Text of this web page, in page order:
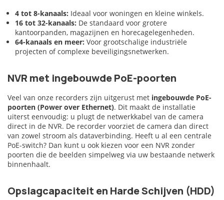
4 tot 8-kanaals: Ideaal voor woningen en kleine winkels.
16 tot 32-kanaals: De standaard voor grotere
kantoorpanden, magazijnen en horecagelegenheden.
64-kanaals en meer: Voor grootschalige industriële
projecten of complexe beveiligingsnetwerken.
NVR met ingebouwde PoE-poorten
Veel van onze recorders zijn uitgerust met ingebouwde PoE-
poorten (Power over Ethernet). Dit maakt de installatie
uiterst eenvoudig: u plugt de netwerkkabel van de camera
direct in de NVR. De recorder voorziet de camera dan direct
van zowel stroom als dataverbinding. Heeft u al een centrale
PoE-switch? Dan kunt u ook kiezen voor een NVR zonder
poorten die de beelden simpelweg via uw bestaande netwerk
binnenhaalt.
Opslagcapaciteit en Harde Schijven (HDD)